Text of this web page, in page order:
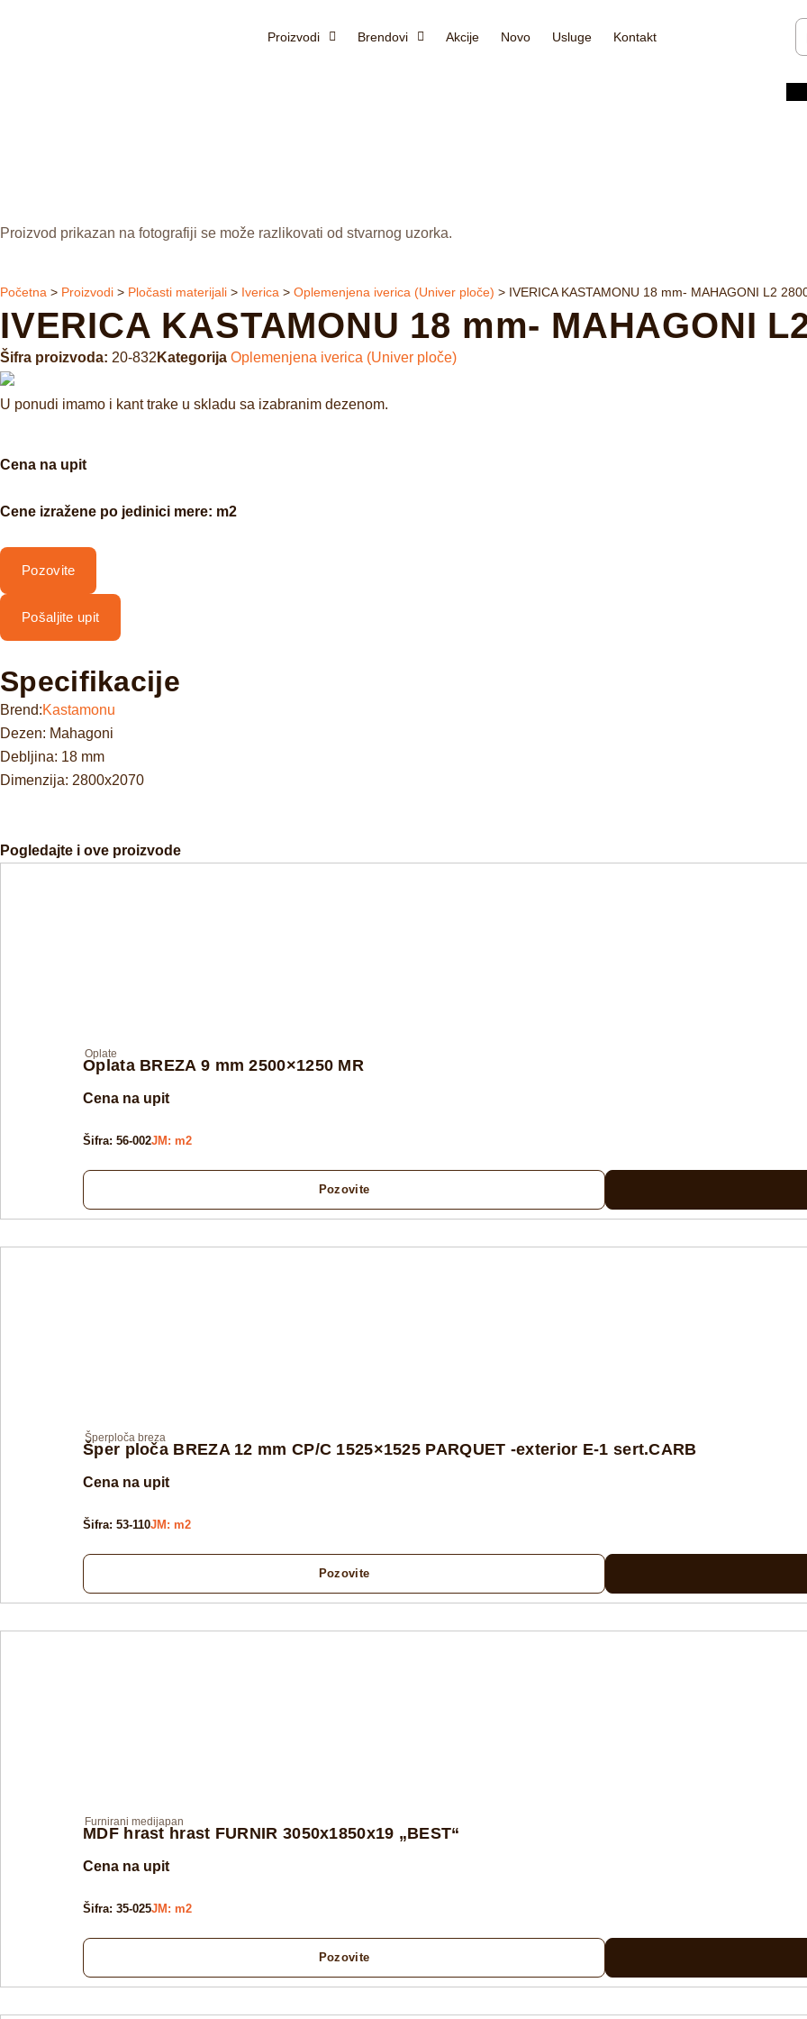
Proizvodi Brendovi Akcije Novo Usluge Kontakt
Proizvod prikazan na fotografiji se može razlikovati od stvarnog uzorka.
Početna > Proizvodi > Pločasti materijali > Iverica > Oplemenjena iverica (Univer ploče) > IVERICA KASTAMONU 18 mm- MAHAGONI L2
IVERICA KASTAMONU 18 mm- MAHAGONI
Šifra proizvoda: 20-832 Kategorija Oplemenjena iverica (Univer ploče)
U ponudi imamo i kant trake u skladu sa izabranim dezenom.
Cena na upit
Cene izražene po jedinici mere: m2
Pozovite
Pošaljite upit
Specifikacije
Brend:Kastamonu
Dezen: Mahagoni
Debljina: 18 mm
Dimenzija: 2800x2070
Pogledajte i ove proizvode
Oplate
Oplata BREZA 9 mm 2500×1250 MR
Cena na upit
Šifra: 56-002JM: m2
Pozovite
Šperploča breza
Šper ploča BREZA 12 mm CP/C 1525×1525 PARQUET -exterior E-1 sert.CARB
Cena na upit
Šifra: 53-110JM: m2
Pozovite
Furnirani medijapan
MDF hrast hrast FURNIR 3050x1850x19 „BEST“
Cena na upit
Šifra: 35-025JM: m2
Pozovite